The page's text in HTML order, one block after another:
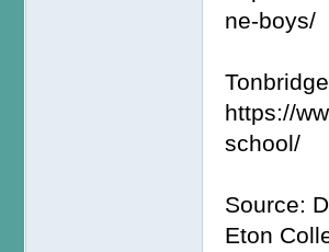
ne-boys/
https://
school/
Source:
Eton